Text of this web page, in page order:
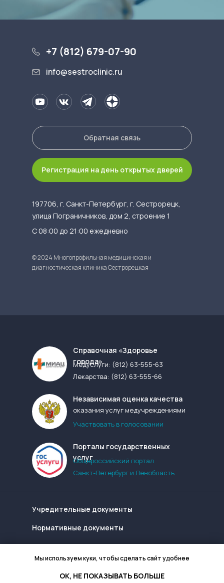
Мы используем куки, чтобы сделать сайт удобнее
ОК, НЕ ПОКАЗЫВАТЬ БОЛЬШЕ
+7 (812) 679-07-90
info@sestroclinic.ru
197706, г. Санкт-Петербург, г. Сестрорецк,
улица Пограничников, дом 2, строение 1
Обратная связь
С 08:00 до 21:00 ежедневно
© 2024 Многопрофильная медицинская и
диагностическая клиника Сестрорецкая
Регистрация на день открытых дверей
Cправочная «Здоровье
города»
Медуслуги: (812) 63-555-63
Лекарства: (812) 63-555-66
Независимая оценка качества
оказания услуг медучреждениями
Участвовать в голосовании
Порталы государственных
услуг
Общероссийский портал
Санкт-Петербург и Ленобласть
Учредительные документы
Нормативные документы
Надзорные органы
Конфиденциальность сайта